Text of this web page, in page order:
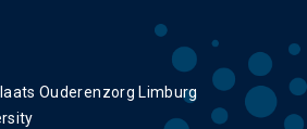
Ouderenzorg Limburg